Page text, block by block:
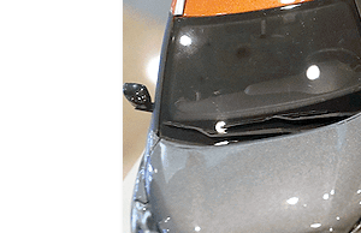
¿Qué puede pasar con tu
vehículo si permanece
varios días sin usar?